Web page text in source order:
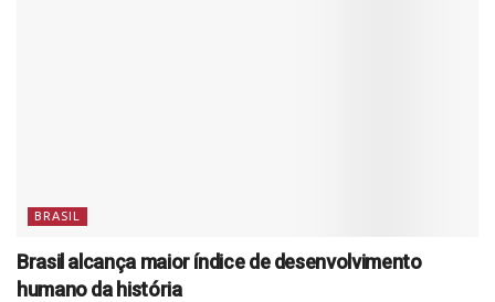
BRASIL
Brasil alcança maior índice de desenvolvimento
humano da história